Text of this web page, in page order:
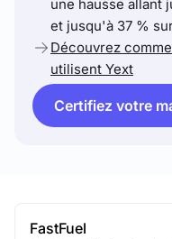
une hausse allant
et jusqu'à 37 %
Découvrez
utilisent Yext
Certifiez votre
FastFuel